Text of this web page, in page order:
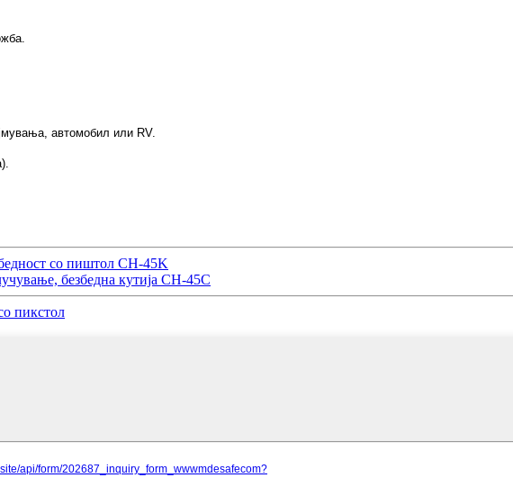
автомобил или RV.
со пиштол CH-45K
безбедна кутија CH-45C
пикстол